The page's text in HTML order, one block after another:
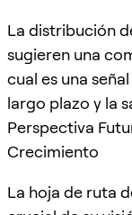
La distribución
sugieren una
cual es una
largo plazo y la
Perspectiva
Crecimiento
La hoja de ruta